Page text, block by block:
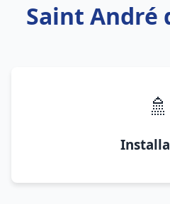
Saint André
🚿